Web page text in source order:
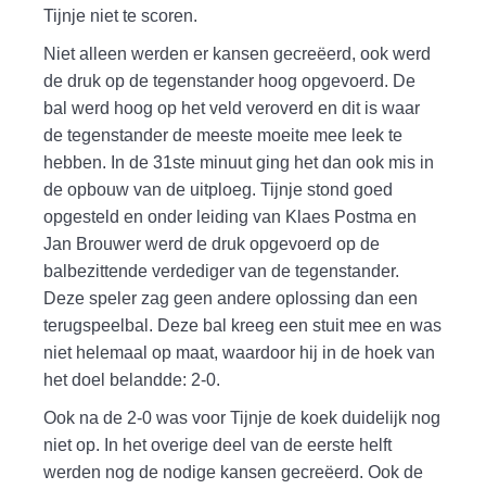
Tijnje niet te scoren.
Niet alleen werden er kansen gecreëerd, ook werd
de druk op de tegenstander hoog opgevoerd. De
bal werd hoog op het veld veroverd en dit is waar
de tegenstander de meeste moeite mee leek te
hebben. In de 31ste minuut ging het dan ook mis in
de opbouw van de uitploeg. Tijnje stond goed
opgesteld en onder leiding van Klaes Postma en
Jan Brouwer werd de druk opgevoerd op de
balbezittende verdediger van de tegenstander.
Deze speler zag geen andere oplossing dan een
terugspeelbal. Deze bal kreeg een stuit mee en was
niet helemaal op maat, waardoor hij in de hoek van
het doel belandde: 2-0.
Ook na de 2-0 was voor Tijnje de koek duidelijk nog
niet op. In het overige deel van de eerste helft
werden nog de nodige kansen gecreëerd. Ook de